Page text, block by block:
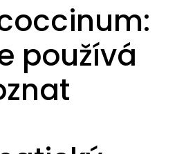
používá